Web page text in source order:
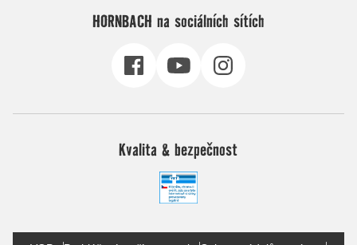
HORNBACH na sociálních sítích
Kvalita & bezpečnost